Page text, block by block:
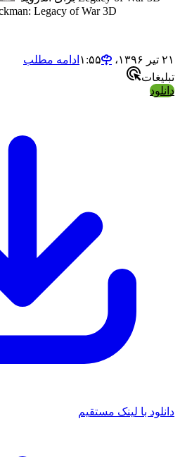
Stickman: Legacy of War 3D برای اندروید
ادامه مطلب
با لینک مستقیم